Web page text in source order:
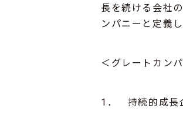
長を続ける会社
ンパニーと定義し
＜グレートカン
1． 持続的成長